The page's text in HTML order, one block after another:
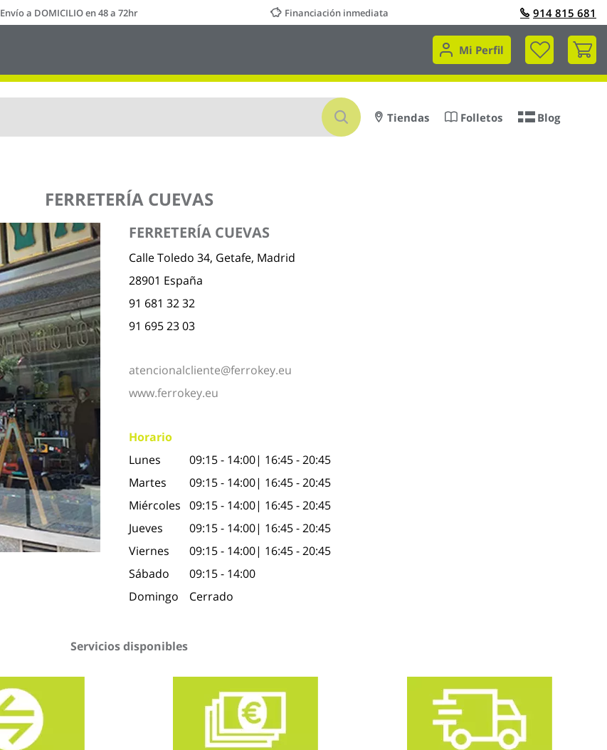
Envío a DOMICILIO en 48 a 72hr Financiación inmediata 914 815 681
Mi Perfil
Mi
Buscar
Tiendas Folletos Blog
FERRETERÍA CUEVAS
FERRETERÍA CUEVAS
Calle Toledo 34, Getafe, Madrid
28901 España
91 681 32 32
91 695 23 03
atencionalcliente@ferrokey.eu
www.ferrokey.eu
Horario
Lunes
09:15 - 14:00| 16:45 - 20:45
Martes
09:15 - 14:00| 16:45 - 20:45
Miércoles 09:15 - 14:00| 16:45 - 20:45
Jueves
09:15 - 14:00| 16:45 - 20:45
Viernes
09:15 - 14:00| 16:45 - 20:45
Sábado
09:15 - 14:00
Domingo
Cerrado
Servicios disponibles